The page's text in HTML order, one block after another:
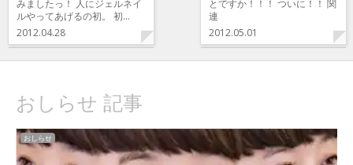
みましたっ！ 人にジェルネイ
ルやってあげるの初。 初…
2012.04.28
とですか！！！ ついに！！ 関
連
2012.05.01
おしらせ 記事
おしらせ